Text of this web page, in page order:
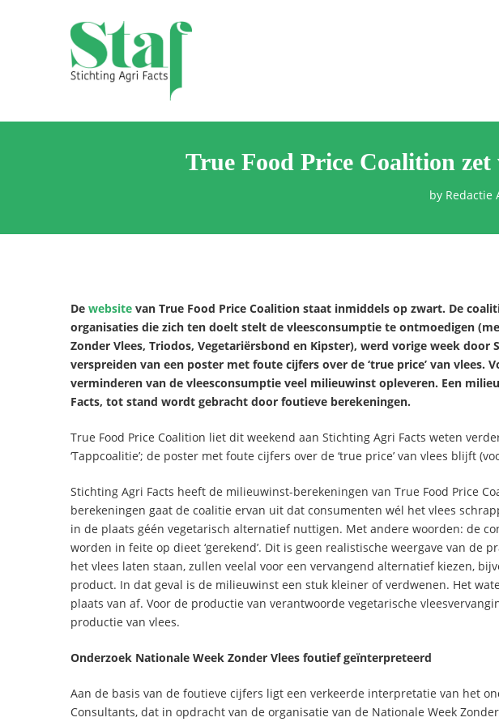
True Food Price Coalition
by Redactie
De website van True Food Price Coalition staat inmiddels op zwart. De
organisaties die zich ten doelt stelt de vleesconsumptie te ontmoedigen
Zonder Vlees, Triodos, Vegetariërsbond en Kipster), werd vorige week door
verspreiden van een poster met foute cijfers over de ‘true price’ van vlees.
verminderen van de vleesconsumptie veel milieuwinst opleveren. Een
Facts, tot stand wordt gebracht door foutieve berekeningen.
True Food Price Coalition liet dit weekend aan Stichting Agri Facts weten
‘Tappcoalitie’; de poster met foute cijfers over de ‘true price’ van vlees blijft
Stichting Agri Facts heeft de milieuwinst-berekeningen van True Food Price
berekeningen gaat de coalitie ervan uit dat consumenten wél het vlees
in de plaats géén vegetarisch alternatief nuttigen. Met andere woorden: de
worden in feite op dieet ‘gerekend’. Dit is geen realistische weergave van de
het vlees laten staan, zullen veelal voor een vervangend alternatief kiezen,
product. In dat geval is de milieuwinst een stuk kleiner of verdwenen. Het
plaats van af. Voor de productie van verantwoorde vegetarische
productie van vlees.
Onderzoek Nationale Week Zonder Vlees foutief geïnterpreteerd
Aan de basis van de foutieve cijfers ligt een verkeerde interpretatie van het
Consultants, dat in opdracht van de organisatie van de Nationale Week